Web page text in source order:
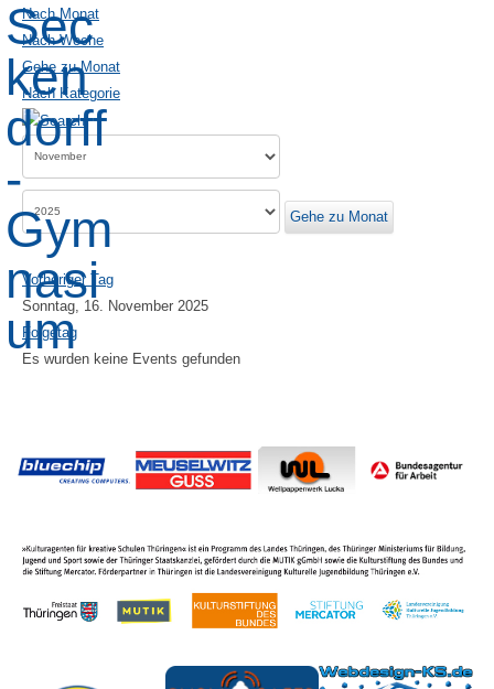
Nach Monat
Nach Woche
Gehe zu Monat
Nach Kategorie
Gehe zu Monat
Vorheriger Tag
Sonntag, 16. November 2025
Folgetag
Es wurden keine Events gefunden